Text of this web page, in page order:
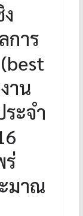
การ
าน
ะจำ
ร่
มาณ